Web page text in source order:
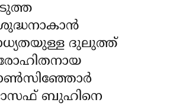
ദുലുത്ത്
ബുഹിനെ